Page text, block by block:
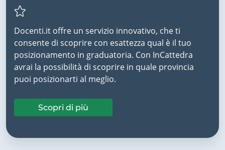
Docenti.it offre un servizio innovativo, che ti
consente di scoprire con esattezza qual è il tuo
posizionamento in graduatoria. Con InCattedra
avrai la possibilità di scoprire in quale provincia
puoi posizionarti al meglio.
Scopri di più